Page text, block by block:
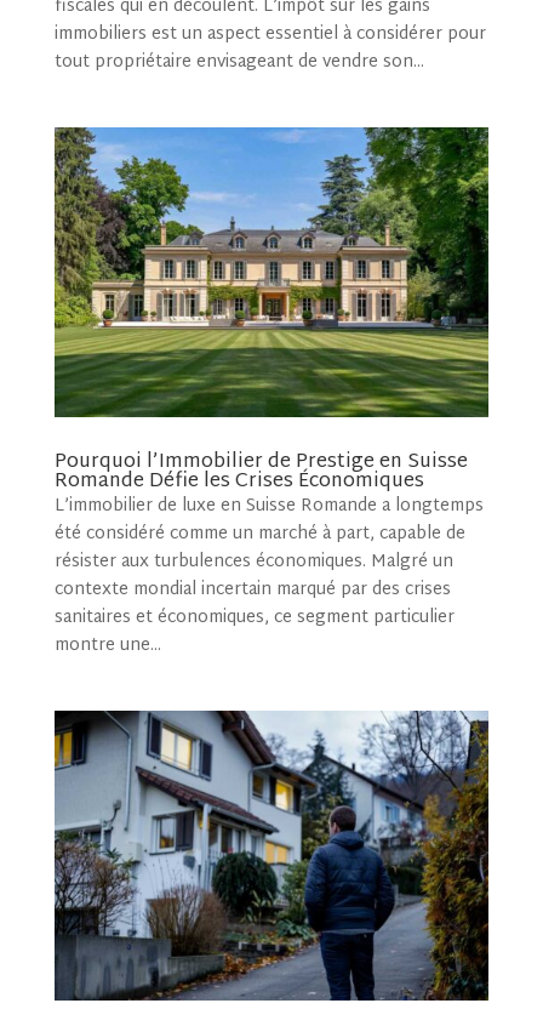
fiscales qui en découlent. L’impôt sur les gains
immobiliers est un aspect essentiel à considérer pour
tout propriétaire envisageant de vendre son...
Pourquoi l’Immobilier de Prestige en Suisse
Romande Défie les Crises Économiques
L’immobilier de luxe en Suisse Romande a longtemps
été considéré comme un marché à part, capable de
résister aux turbulences économiques. Malgré un
contexte mondial incertain marqué par des crises
sanitaires et économiques, ce segment particulier
montre une...